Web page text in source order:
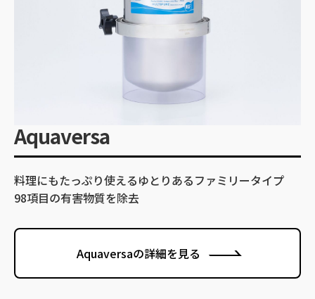
Aquaversa
料理にもたっぷり使えるゆとりあるファミリータイプ
98項目の有害物質を除去
Aquaversaの詳細を見る